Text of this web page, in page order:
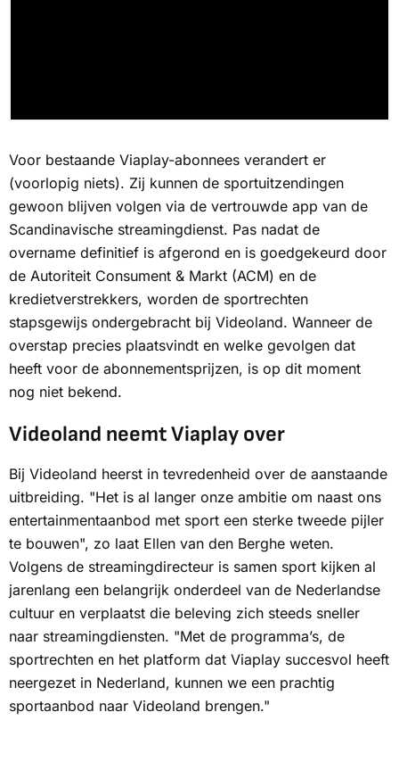
Voor bestaande Viaplay-abonnees verandert er
(voorlopig niets). Zij kunnen de sportuitzendingen
gewoon blijven volgen via de vertrouwde app van de
Scandinavische streamingdienst. Pas nadat de
overname definitief is afgerond en is goedgekeurd door
de Autoriteit Consument & Markt (ACM) en de
kredietverstrekkers, worden de sportrechten
stapsgewijs ondergebracht bij Videoland. Wanneer de
overstap precies plaatsvindt en welke gevolgen dat
heeft voor de abonnementsprijzen, is op dit moment
nog niet bekend.
Videoland neemt Viaplay over
Bij Videoland heerst in tevredenheid over de aanstaande
uitbreiding. "Het is al langer onze ambitie om naast ons
entertainmentaanbod met sport een sterke tweede pijler
te bouwen", zo laat Ellen van den Berghe weten.
Volgens de streamingdirecteur is samen sport kijken al
jarenlang een belangrijk onderdeel van de Nederlandse
cultuur en verplaatst die beleving zich steeds sneller
naar streamingdiensten. "Met de programma’s, de
sportrechten en het platform dat Viaplay succesvol heeft
neergezet in Nederland, kunnen we een prachtig
sportaanbod naar Videoland brengen."